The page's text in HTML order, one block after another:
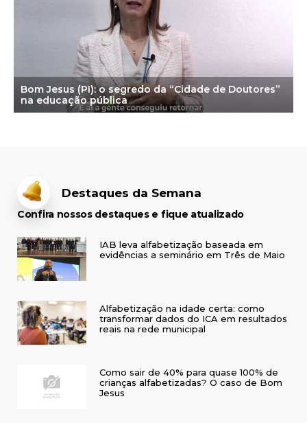
Bom Jesus (PI): o segredo da “Cidade de Doutores”
na educação pública
Destaques da Semana
Confira nossos destaques e fique atualizado
IAB leva alfabetização baseada em
evidências a seminário em Três de Maio
Alfabetização na idade certa: como
transformar dados do ICA em resultados
reais na rede municipal
Como sair de 40% para quase 100% de
crianças alfabetizadas? O caso de Bom
Jesus